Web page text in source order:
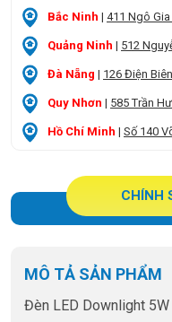
Bắc Ninh | 411 Ngô Gia
Quảng Ninh | 512
Đà Nẵng | 126 Điện
Quy Nhơn | 585 Trần
Hồ Chí Minh | Số 140
CHÍNH
MÔ TẢ SẢN PHẨM
Đèn LED Downlight